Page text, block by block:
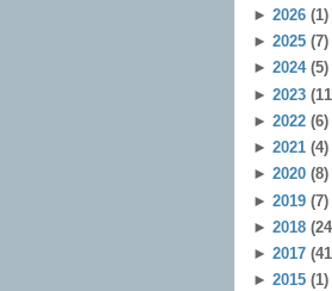
► 2026 (1)
► 2025 (7)
► 2024 (5)
► 2023
► 2022 (6)
► 2021 (4)
► 2020 (8)
► 2019 (7)
► 2018
► 2017
► 2015 (1)